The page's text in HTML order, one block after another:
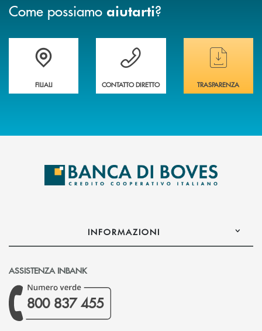
Come possiamo aiutarti?
Trova la filiale&nbsp; più vicina a te
FILIALI
Hai bisogno di assistenza immediata ?
CONTATTO DIRETTO
Hai bisogno di
TRASPARENZA
INFORMAZIONI
ASSISTENZA INBANK
800 837 455